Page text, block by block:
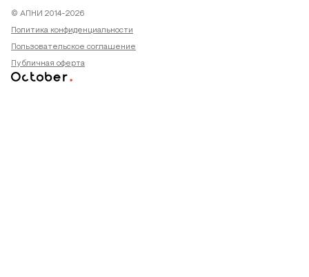
© АПНИ 2014-2026
Политика конфиденциальности
Пользовательское соглашение
Публичная оферта